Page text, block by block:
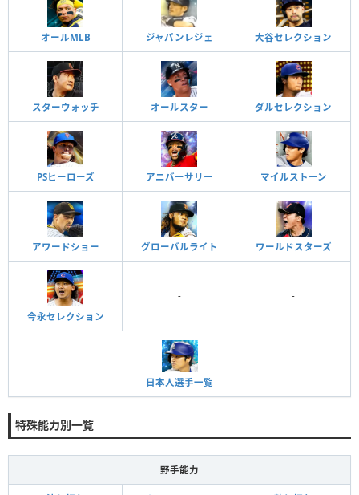
オールMLB ジャパンレジェ 大谷セレクション
スターウォッチ オールスター ダルセレクション
PSヒーローズ アニバーサリー マイルストーン
アワードショー グローバルライト ワールドスターズ
今永セレクション
- -
日本人選手一覧
特殊能力別一覧
野手能力